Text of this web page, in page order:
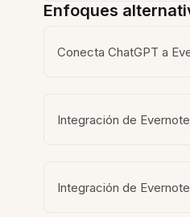
Enfoques
Conecta ChatGPT a
Integración de
Integración de